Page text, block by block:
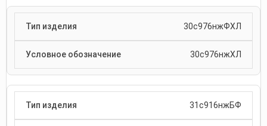
30с976нжФХЛ
30с976нжХЛ
31с916нжБФ